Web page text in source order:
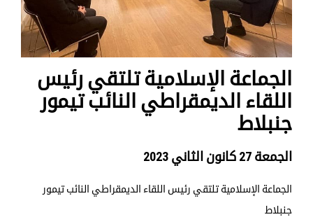
الجماعة الإسلامية تلتقي رئيس
اللقاء الديمقراطي النائب تيمور
جنبلاط
الجمعة 27 كانون الثاني 2023
الجماعة الإسلامية تلتقي رئيس اللقاء الديمقراطي النائب تيمور
جنبلاط